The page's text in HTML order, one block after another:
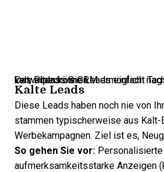
Das Pipedrive CRM ermöglicht Tags wie heiß, warm oder kalt, sodass Sie Leads einfach nach Bewusstseinsstand verwalten können.
Kalte Leads
Diese Leads haben noch nie von
stammen typischerweise aus Kalt-
Werbekampagnen. Ziel ist es,
So gehen Sie vor:
aufmerksamkeitsstarke Anzeigen